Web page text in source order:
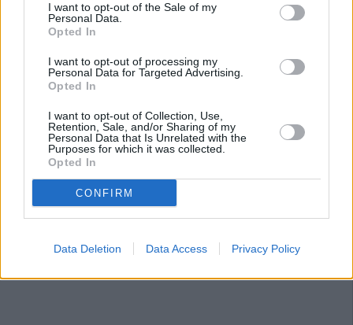
I want to opt-out of the Sale of my
Personal Data.
Opted In
I want to opt-out of processing my
Personal Data for Targeted Advertising.
Opted In
I want to opt-out of Collection, Use,
Retention, Sale, and/or Sharing of my
Personal Data that Is Unrelated with the
Purposes for which it was collected.
Opted In
CONFIRM
Data Deletion Data Access Privacy Policy